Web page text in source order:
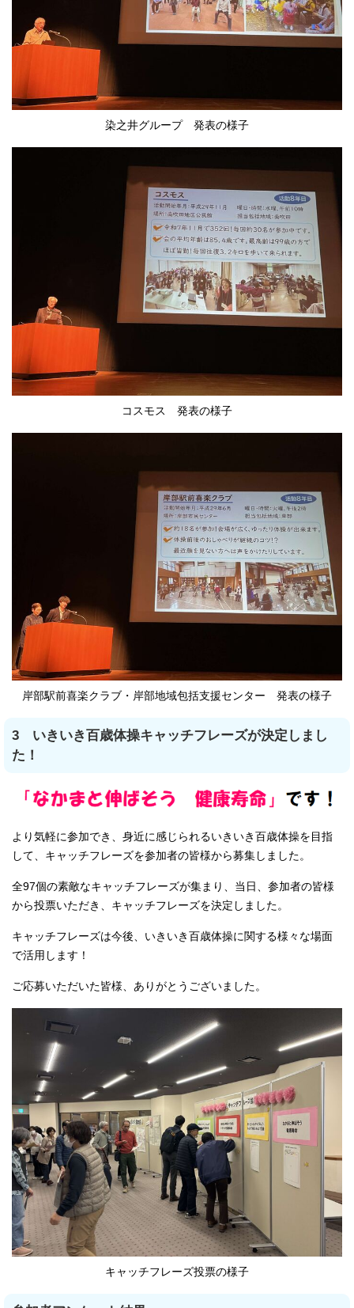
染之井グループ 発表の様子
コスモス 発表の様子
岸部駅前喜楽クラブ・岸部地域包括支援センター 発表の様子
3 いきいき百歳体操キャッチフレーズが決定しまし
た！
より気軽に参加でき、身近に感じられるいきいき百歳体操を目指
して、キャッチフレーズを参加者の皆様から募集しました。
全97個の素敵なキャッチフレーズが集まり、当日、参加者の皆様
から投票いただき、キャッチフレーズを決定しました。
キャッチフレーズは今後、いきいき百歳体操に関する様々な場面
で活用します！
ご応募いただいた皆様、ありがとうございました。
キャッチフレーズ投票の様子